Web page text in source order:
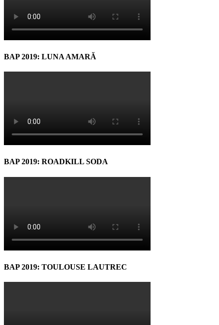
BAP 2019: LUNA AMARĂ
BAP 2019: ROADKILL SODA
BAP 2019: TOULOUSE LAUTREC